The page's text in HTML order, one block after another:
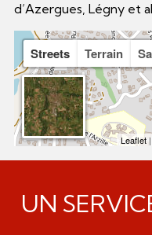
d’Azergues, Légny et
Streets Terrain
Leaflet
UN